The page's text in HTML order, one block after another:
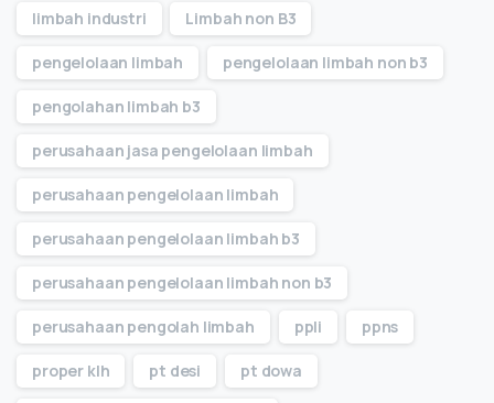
limbah industri Limbah non B3
pengelolaan limbah pengelolaan limbah non b3
pengolahan limbah b3
perusahaan jasa pengelolaan limbah
perusahaan pengelolaan limbah
perusahaan pengelolaan limbah b3
perusahaan pengelolaan limbah non b3
perusahaan pengolah limbah ppli ppns
proper klh pt desi pt dowa